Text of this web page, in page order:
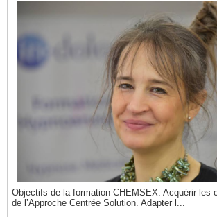
Objectifs de la formation CHEMSEX: Acquérir les
de l’Approche Centrée Solution. Adapter l...